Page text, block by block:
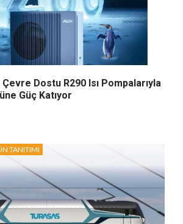
Çevre Dostu R290 Isı Pompalarıyla
Güç Katıyor
TANITIMI